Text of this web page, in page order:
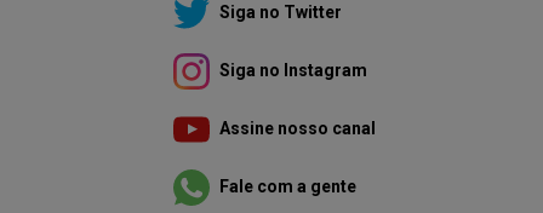
Siga no Twitter
Siga no Instagram
Assine nosso canal
Fale com a gente